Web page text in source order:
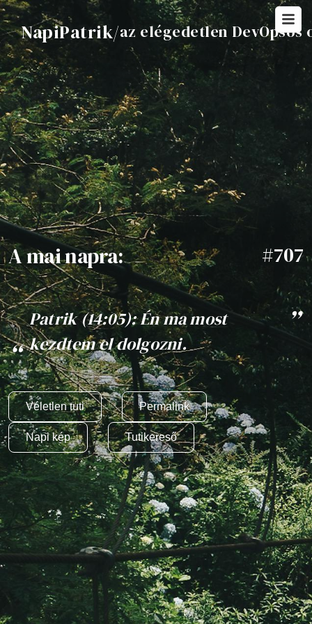
NapiPatrik/az elégedetlen DevOpsos
#707
A mai napra:
Patrik (14:05): Én ma most
kezdtem el dolgozni.
Véletlen tuti Permalink
Napi kép Tutikereső